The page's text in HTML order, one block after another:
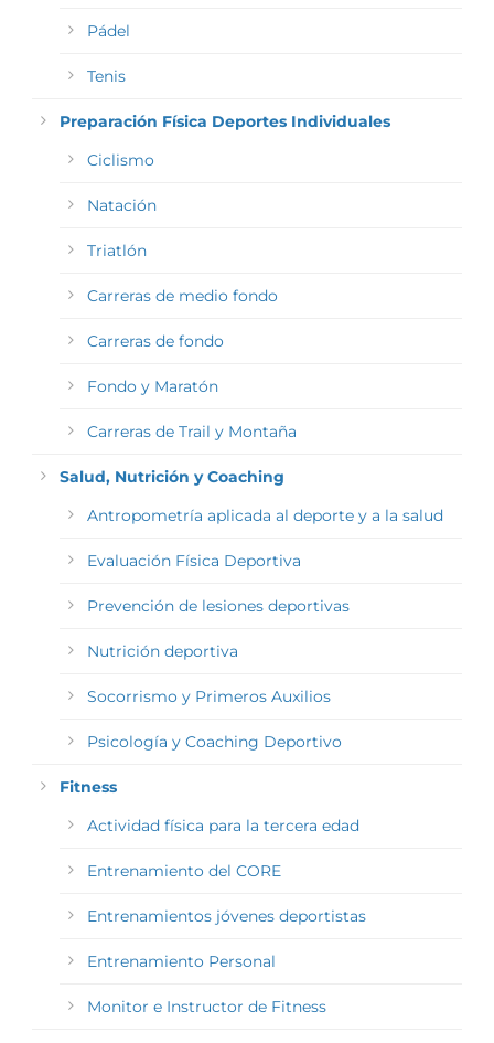
Pádel
Tenis
Preparación Física Deportes Individuales
Ciclismo
Natación
Triatlón
Carreras de medio fondo
Carreras de fondo
Fondo y Maratón
Carreras de Trail y Montaña
Salud, Nutrición y Coaching
Antropometría aplicada al deporte y a la salud
Evaluación Física Deportiva
Prevención de lesiones deportivas
Nutrición deportiva
Socorrismo y Primeros Auxilios
Psicología y Coaching Deportivo
Fitness
Actividad física para la tercera edad
Entrenamiento del CORE
Entrenamientos jóvenes deportistas
Entrenamiento Personal
Monitor e Instructor de Fitness